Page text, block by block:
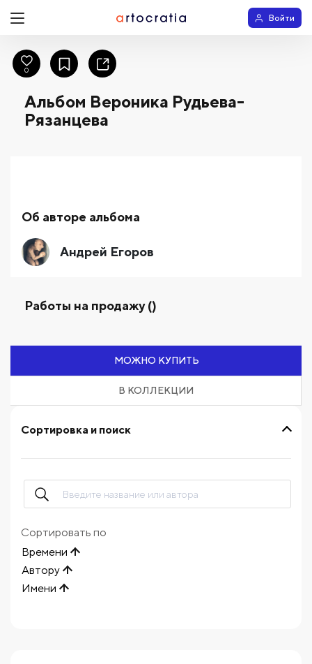
Войти
Альбом Вероника Рудьева-
Рязанцева
Об авторе альбома
Андрей Егоров
Работы на продажу ()
МОЖНО КУПИТЬ
В КОЛЛЕКЦИИ
Сортировка и поиск
Сортировать по
Времени
Автору
Имени
0